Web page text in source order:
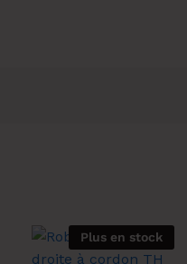
Plus en stock